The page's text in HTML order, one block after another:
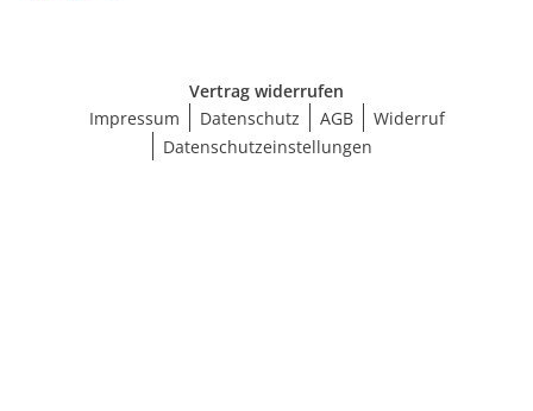
Vertrag widerrufen
Impressum
Datenschutz AGB
Widerruf
Datenschutzeinstellungen